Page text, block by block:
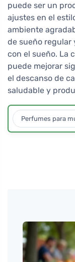
puede ser un
ajustes en el
ambiente
de sueño
con el sueño. La
puede mejorar
el descanso de
saludable y
Perfumes para